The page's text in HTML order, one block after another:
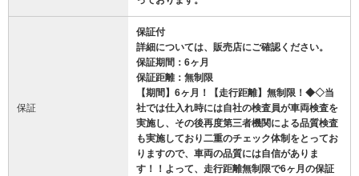
保証
保証付
詳細については、販売店にご確認ください。
保証期間：6ヶ月
保証距離：無制限
【期間】6ヶ月！【走行距離】無制限！◆◇当
社では仕入れ時には自社の検査員が車両検査を
実施し、その後再度第三者機関による品質検査
も実施しており二重のチェック体制をとってお
りますので、車両の品質には自信がありま
す！！よって、走行距離無制限で6ヶ月の保証